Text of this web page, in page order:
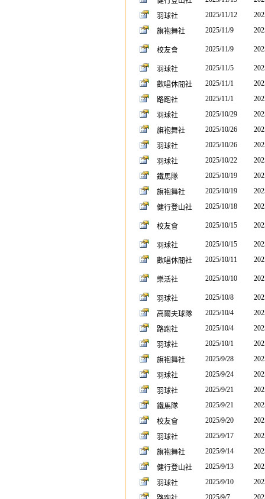
羽球社
2025/11/12
旗袍舞社
2025/11/9
校友會 2025/11/9
羽球社 2025/11/5
歡唱休閒社
2025/11/1
路跑社
2025/11/1
羽球社
2025/10/29
旗袍舞社
2025/10/26
羽球社
2025/10/26
羽球社
2025/10/22
鐵馬隊
2025/10/19
旗袍舞社
2025/10/19
健行登山社
2025/10/18
校友會 2025/10/15
羽球社 2025/10/15
歡唱休閒社
2025/10/11
樂活社 2025/10/10
羽球社 2025/10/8
高爾夫球隊
2025/10/4
路跑社
2025/10/4
羽球社
2025/10/1
旗袍舞社
2025/9/28
羽球社
2025/9/24
羽球社
2025/9/21
鐵馬隊
2025/9/21
校友會
2025/9/20
羽球社
2025/9/17
旗袍舞社
2025/9/14
健行登山社
2025/9/13
羽球社
2025/9/10
2025/9/7